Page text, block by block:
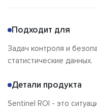
Альтернативы
Отзывы
Подходит для
Задач контроля и
статистические данных.
Детали продукта
Sentinel ROI - это